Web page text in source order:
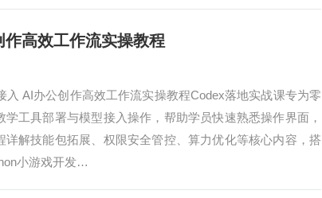
高效工作流实操教程
入 AI办公创作高效工作流实操教程Codex落地实战课专为零
工具部署与模型接入操作，帮助学员快速熟悉操作界面，
解技能包拓展、权限安全管控、算力优化等核心内容，搭
小游戏开发…